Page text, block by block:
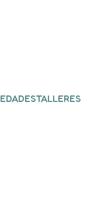
TALLERES